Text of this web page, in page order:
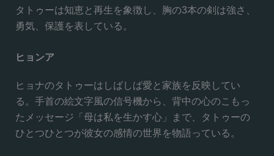
タトゥーは知恵と再生を象徴し、胸の3本の剣は強さ、
勇気、保護を表している。
ヒョンア
ヒョナのタトゥーはしばしば愛と家族を反映してい
る。手首の絵文字風の信号機から、背中の心のこもっ
たメッセージ「母は私を生かす心」まで、タトゥーの
ひとつひとつが彼女の感情の世界を物語っている。